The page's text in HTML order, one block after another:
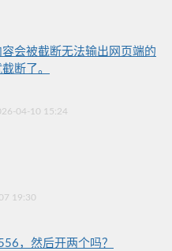
会被截断无法输出网页端的
断了。
04-10 15:24
19:30
，然后开两个吗？